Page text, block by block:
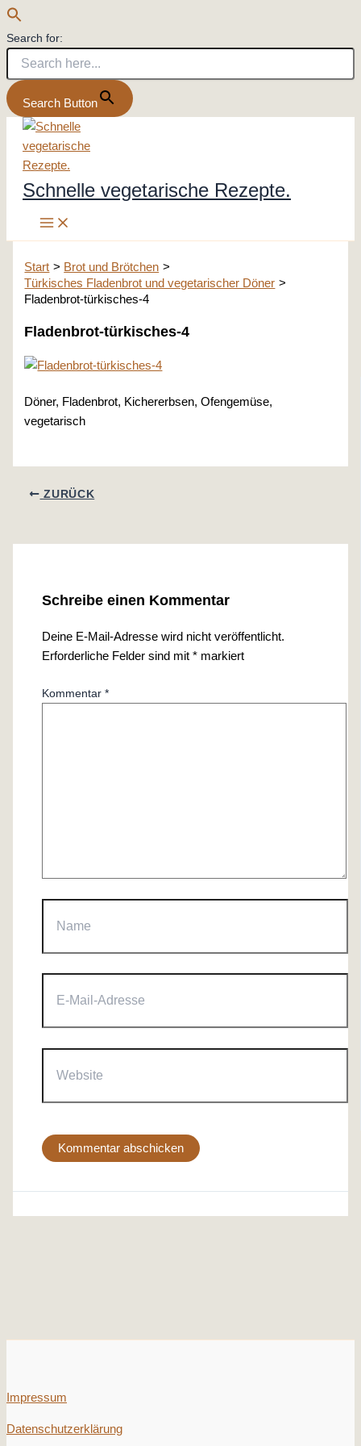
Search for:
Search Button
Zum
Inhalt
springen
Schnelle vegetarische Rezepte.
Start
Brot und Brötchen
Türkisches Fladenbrot und vegetarischer Döner
Fladenbrot-türkisches-4
Fladenbrot-türkisches-4
Döner, Fladenbrot, Kichererbsen, Ofengemüse,
vegetarisch
ZURÜCK
Schreibe einen Kommentar
Deine E-Mail-Adresse wird nicht veröffentlicht.
Erforderliche Felder sind mit* markiert
Kommentar*
Mail-
Impressum
Datenschutzerklärung